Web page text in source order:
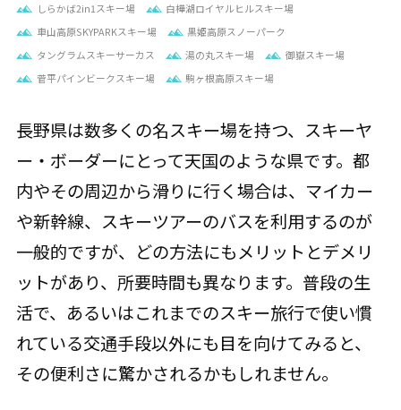
しらかば2in1スキー場
白樺湖ロイヤルヒルスキー場
車山高原SKYPARKスキー場
黒姫高原スノーパーク
タングラムスキーサーカス
湯の丸スキー場
御嶽スキー場
菅平パインビークスキー場
駒ヶ根高原スキー場
長野県は数多くの名スキー場を持つ、スキーヤ
ー・ボーダーにとって天国のような県です。都
内やその周辺から滑りに行く場合は、マイカー
や新幹線、スキーツアーのバスを利用するのが
一般的ですが、どの方法にもメリットとデメリ
ットがあり、所要時間も異なります。普段の生
活で、あるいはこれまでのスキー旅行で使い慣
れている交通手段以外にも目を向けてみると、
その便利さに驚かされるかもしれません。